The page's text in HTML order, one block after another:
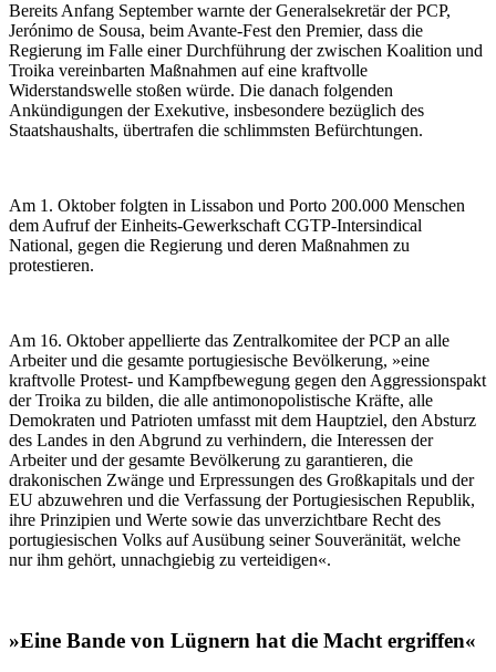
Bereits Anfang September warnte der Generalsekretär der PCP,
Jerónimo de Sousa, beim Avante-Fest den Premier, dass die
Regierung im Falle einer Durchführung der zwischen Koalition und
Troika vereinbarten Maßnahmen auf eine kraftvolle
Widerstandswelle stoßen würde. Die danach folgenden
Ankündigungen der Exekutive, insbesondere bezüglich des
Staatshaushalts, übertrafen die schlimmsten Befürchtungen.
Am 1. Oktober folgten in Lissabon und Porto 200.000 Menschen
dem Aufruf der Einheits-Gewerkschaft CGTP-Intersindical
National, gegen die Regierung und deren Maßnahmen zu
protestieren.
Am 16. Oktober appellierte das Zentralkomitee der PCP an alle
Arbeiter und die gesamte portugiesische Bevölkerung, »eine
kraftvolle Protest- und Kampfbewegung gegen den Aggressionspakt
der Troika zu bilden, die alle antimonopolistische Kräfte, alle
Demokraten und Patrioten umfasst mit dem Hauptziel, den Absturz
des Landes in den Abgrund zu verhindern, die Interessen der
Arbeiter und der gesamte Bevölkerung zu garantieren, die
drakonischen Zwänge und Erpressungen des Großkapitals und der
EU abzuwehren und die Verfassung der Portugiesischen Republik,
ihre Prinzipien und Werte sowie das unverzichtbare Recht des
portugiesischen Volks auf Ausübung seiner Souveränität, welche
nur ihm gehört, unnachgiebig zu verteidigen«.
»Eine Bande von Lügnern hat die Macht ergriffen«